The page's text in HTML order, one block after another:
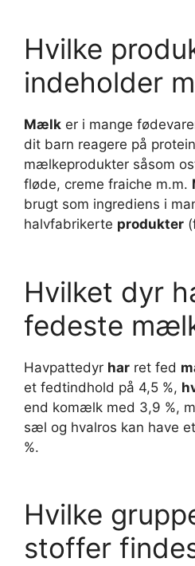
Hvilke
indeholder
Mælk er i mange
dit barn reagere på
mælkeprodukter såsom
fløde, creme fraiche m.m.
brugt som ingrediens i
halvfabrikerte produkter
Hvilket dyr
fedeste
Havpattedyr har ret fed
et fedtindhold på 4,5 %,
end komælk med 3,9 %,
sæl og hvalros kan have
%.
Hvilke
stoffer